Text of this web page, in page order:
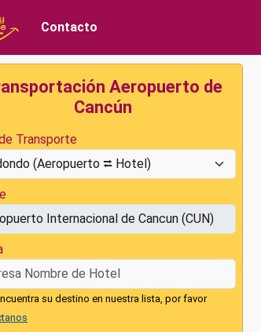
Contacto
Aeropuerto de
Cancún
Transporte
su destino en nuestra lista, por favor